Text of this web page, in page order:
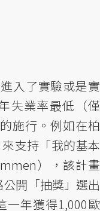
入了實驗或是實
失業率最低（僅
施行。例如在柏
支持「我的基本
），該計畫
開「抽獎」選出
一年獲得1,000歐